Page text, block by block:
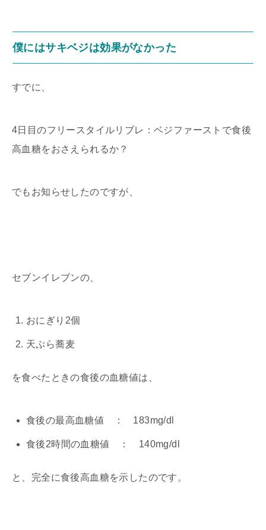
僕にはサキベジは効果がなかった
すでに、
4日目のフリースタイルリブレ：ベジファーストで食後
高血糖をおさえられるか？
でもお知らせしたのですが、
セブンイレブンの、
おにぎり2個
天ぷら蕎麦
を食べたときの食後の血糖値は、
食後の最高血糖値 ： 183mg/dl
食後2時間の血糖値 ： 140mg/dl
と、完全に食後高血糖を示したのです。